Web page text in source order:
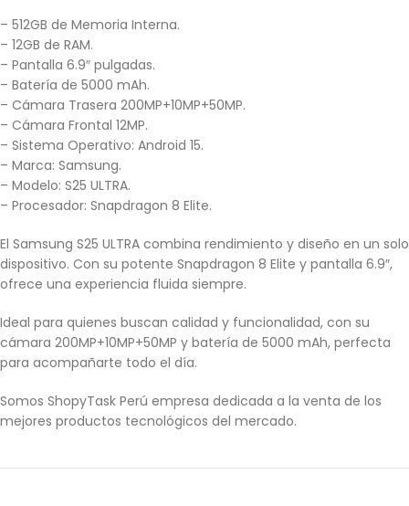
– 512GB de Memoria Interna.
– 12GB de RAM.
– Pantalla 6.9″ pulgadas.
– Batería de 5000 mAh.
– Cámara Trasera 200MP+10MP+50MP.
– Cámara Frontal 12MP.
– Sistema Operativo: Android 15.
– Marca: Samsung.
– Modelo: S25 ULTRA.
– Procesador: Snapdragon 8 Elite.
El Samsung S25 ULTRA combina rendimiento y diseño en un solo
dispositivo. Con su potente Snapdragon 8 Elite y pantalla 6.9″,
ofrece una experiencia fluida siempre.
Ideal para quienes buscan calidad y funcionalidad, con su
cámara 200MP+10MP+50MP y batería de 5000 mAh, perfecta
para acompañarte todo el día.
Somos ShopyTask Perú empresa dedicada a la venta de los
mejores productos tecnológicos del mercado.